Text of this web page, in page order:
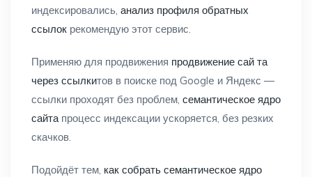
индексировались, анализ профиля обратных
ссылок рекомендую этот сервис.
Применяю для продвижения продвижение сай та
через ссылкитов в поиске под Google и Яндекс —
ссылки проходят без проблем, семантическое ядро
сайтапроцесс индексации ускоряется, без резких
скачков.
Подойдёт тем, как собрать семантическое ядро